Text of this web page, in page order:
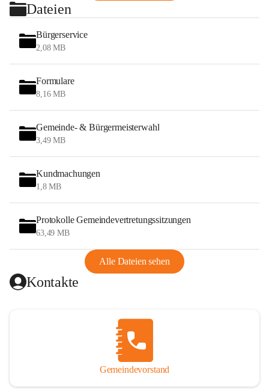
Dateien
Bürgerservice
2,08 MB
Formulare
8,16 MB
Gemeinde- & Bürgermeisterwahl
3,49 MB
Kundmachungen
1,8 MB
Protokolle Gemeindevertretungssitzungen
63,49 MB
Alle Dateien sehen
Kontakte
Gemeindevorstand